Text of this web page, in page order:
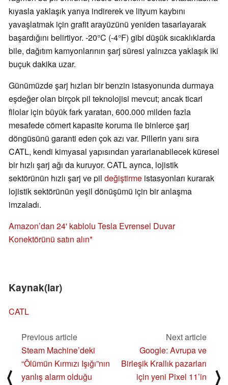
kıyasla yaklaşık yarıya indirerek ve lityum kaybını
yavaşlatmak için grafit arayüzünü yeniden tasarlayarak
başardığını belirtiyor. -20°C (-4°F) gibi düşük sıcaklıklarda
bile, dağıtım kamyonlarının şarj süresi yalnızca yaklaşık iki
buçuk dakika uzar.
Günümüzde şarj hızları bir benzin istasyonunda durmaya
eşdeğer olan birçok pil teknolojisi mevcut; ancak ticari
filolar için büyük fark yaratan, 600.000 milden fazla
mesafede cömert kapasite koruma ile binlerce şarj
döngüsünü garanti eden çok azı var. Pillerin yanı sıra
CATL, kendi kimyasal yapısından yararlanabilecek küresel
bir hızlı şarj ağı da kuruyor. CATL ayrıca, lojistik
sektörünün hızlı şarj ve pil değiştirme istasyonları kurarak
lojistik sektörünün yeşil dönüşümü için bir anlaşma
imzaladı.
Amazon’dan 24' kablolu Tesla Evrensel Duvar
Konektörünü satın alın
Kaynak(lar)
CATL
⟨
Previous article
Steam Machine’deki
“Ölümün Kırmızı Işığı”nın
yanlış alarm olduğu
Next article
Google: Avrupa ve
Birleşik Krallık pazarları
için yeni Pixel 11’in
⟩